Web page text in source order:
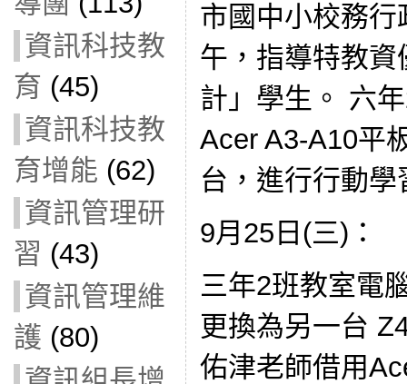
資訊科技教
育 (45)
資訊科技教
育增能 (62)
資訊管理研
習 (43)
資訊管理維
護 (80)
市國中小校務
午，指導特教
計」學生。 六
Acer A3-A10平
台，進行行動學
9月25日(三)：
三年2班教室電
更換為另一台
佑津老師借用